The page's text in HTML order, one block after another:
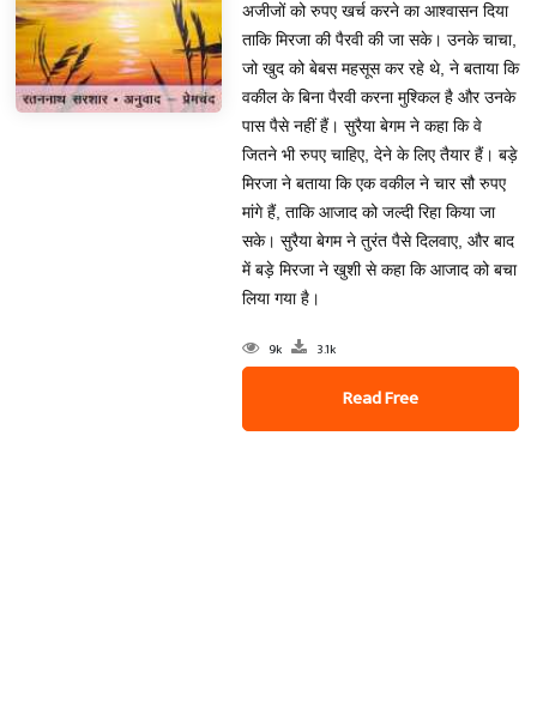
अजीजों को रुपए खर्च करने का आश्वासन दिया
ताकि मिरजा की पैरवी की जा सके। उनके चाचा,
जो खुद को बेबस महसूस कर रहे थे, ने बताया कि
वकील के बिना पैरवी करना मुश्किल है और उनके
पास पैसे नहीं हैं। सुरैया बेगम ने कहा कि वे
जितने भी रुपए चाहिए, देने के लिए तैयार हैं। बड़े
मिरजा ने बताया कि एक वकील ने चार सौ रुपए
मांगे हैं, ताकि आजाद को जल्दी रिहा किया जा
सके। सुरैया बेगम ने तुरंत पैसे दिलवाए, और बाद
में बड़े मिरजा ने खुशी से कहा कि आजाद को बचा
लिया गया है।
9k 3.1k
Read Free